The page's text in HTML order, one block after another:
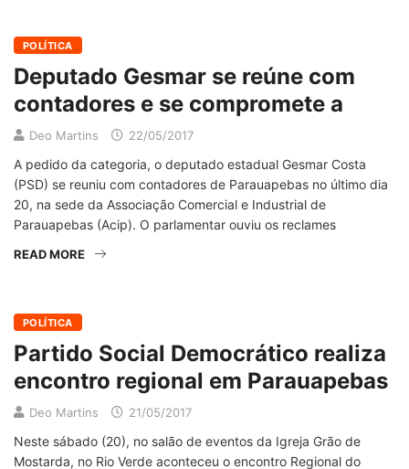
POLÍTICA
Deputado Gesmar se reúne com
contadores e se compromete a
Deo Martins 22/05/2017
A pedido da categoria, o deputado estadual Gesmar Costa
(PSD) se reuniu com contadores de Parauapebas no último dia
20, na sede da Associação Comercial e Industrial de
Parauapebas (Acip). O parlamentar ouviu os reclames
READ MORE
POLÍTICA
Partido Social Democrático realiza
encontro regional em Parauapebas
Deo Martins 21/05/2017
Neste sábado (20), no salão de eventos da Igreja Grão de
Mostarda, no Rio Verde aconteceu o encontro Regional do